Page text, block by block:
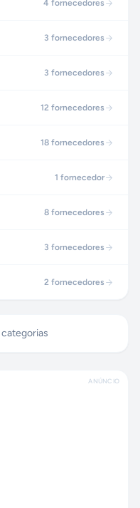
4 fornecedores
3 fornecedores
3 fornecedores
12 fornecedores
18 fornecedores
1 fornecedor
8 fornecedores
3 fornecedores
2 fornecedores
categorias
ANÚNCIO